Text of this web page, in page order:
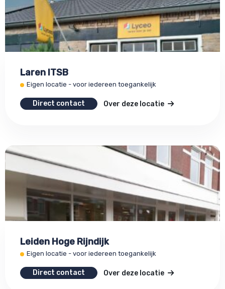
Laren ITSB
Eigen locatie - voor iedereen toegankelijk
Direct contact Over deze locatie
Leiden Hoge Rijndijk
Eigen locatie - voor iedereen toegankelijk
Direct contact Over deze locatie